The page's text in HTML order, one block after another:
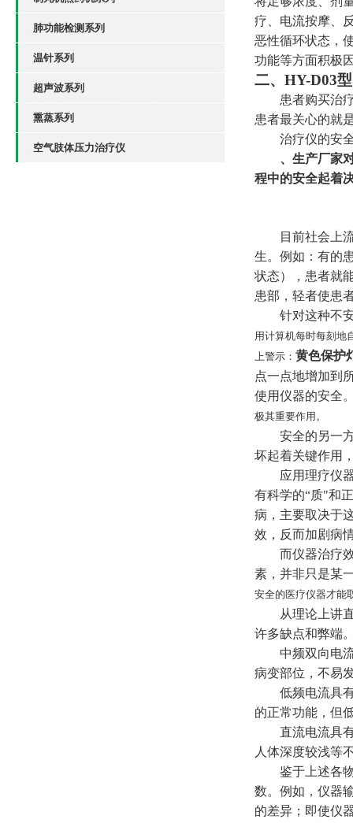
肺功能检测系列
温针系列
超声波系列
熏蒸系列
空气肢体压力治疗仪
疗、电流按摩、
恶性循环状态，
功能等方面积极
二、HY-D03
患者购买治
患者最关心的就
治疗仪的安
、生产厂家
程中的安全起着
目前社会上
生。例如：有的
状态），患者就
患部，轻者使患
针对这种不
用计算机每时每刻地
上警示： 黄色保护
点一点地增加到
使用仪器的安全
极其重要作用。
安全的另一
坏起着关键作用
应用理疗仪
有科学的“质"和
病，主要取决于
效，反而加剧病
而仪器治疗
素，并非只是某
安全的医疗仪器才能
从理论上讲
许多缺点和弊端
中频双向电
病变部位，不易
低频电流具
的正常功能，但
直流电流具
人体深度较浅等
鉴于上述各
数。例如，仪器
的差异；即使仪